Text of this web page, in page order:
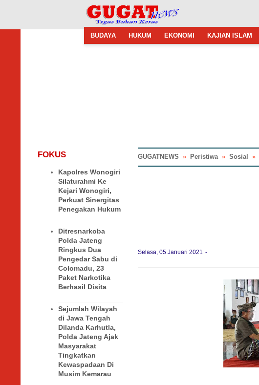
BUDAYA HUKUM EKONOMI KAJIAN ISLAM
FOKUS
Kapolres Wonogiri
Silaturahmi Ke
Kejari Wonogiri,
Perkuat Sinergitas
Penegakan Hukum
Ditresnarkoba
Polda Jateng
Ringkus Dua
Pengedar Sabu di
Colomadu, 23
Paket Narkotika
Berhasil Disita
Sejumlah Wilayah
di Jawa Tengah
Dilanda Karhutla,
Polda Jateng Ajak
Masyarakat
Tingkatkan
Kewaspadaan Di
Musim Kemarau
GUGATNEWS » Peristiwa » Sosial »
Selasa, 05 Januari 2021